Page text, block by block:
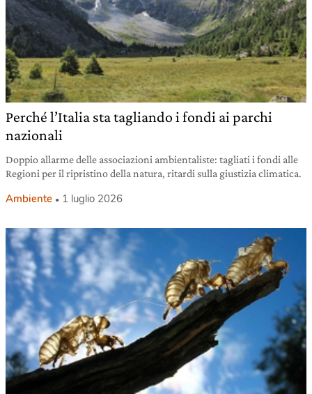
Perché l’Italia sta tagliando i fondi ai parchi
nazionali
Doppio allarme delle associazioni ambientaliste: tagliati i fondi alle
Regioni per il ripristino della natura, ritardi sulla giustizia climatica.
Ambiente 1 luglio 2026